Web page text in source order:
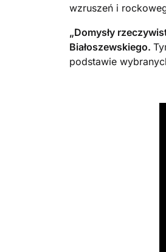
wzruszeń i
„Domysły
Białoszewskiego.
podstawie